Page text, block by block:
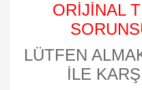
ORİJİNAL
LÜTFEN
İLE